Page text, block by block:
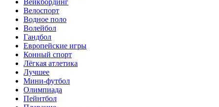
Вейкбординг
Велоспорт
Водное поло
Волейбол
Гандбол
Европейские игры
Конный спорт
Лёгкая атлетика
Лучшее
Мини-футбол
Олимпиада
Пейнтбол